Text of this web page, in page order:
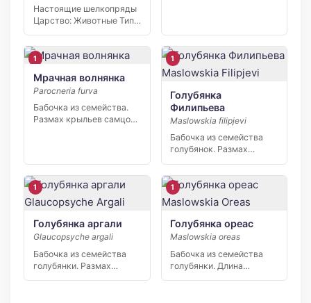
Настоящие шелкопряды
Царство: Животные Тип/
Класс: Насекомые…
1
Мрачная волнянка
Parocneria furva
Бабочка из семейства.
Размах крыльев самцов
1
Голубянка
Филипьева
Maslowskia filipjevi
Бабочка из семейства
голубянок. Размах
самца окраска […]
1
Голубянка аргали
Glaucopsyche argali
Бабочка из семейства
голубянки. Размах
1
Голубянка ореас
Maslowskia oreas
Бабочка из семейства
голубянки. Длина